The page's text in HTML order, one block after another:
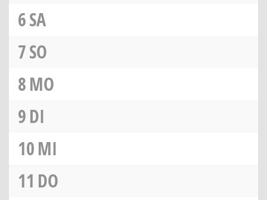
6SA
7SO
8MO
9DI
10MI
11 DO